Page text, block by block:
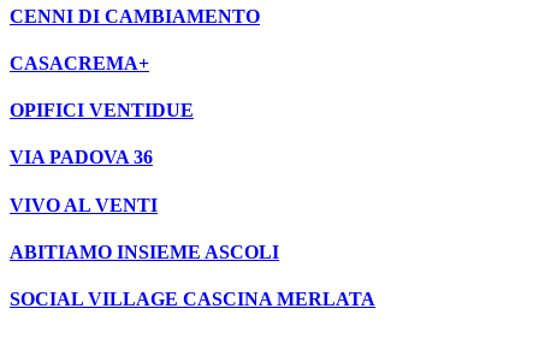
CENNI DI CAMBIAMENTO
CASACREMA+
OPIFICI VENTIDUE
VIA PADOVA 36
VIVO AL VENTI
ABITIAMO INSIEME ASCOLI
SOCIAL VILLAGE CASCINA MERLATA